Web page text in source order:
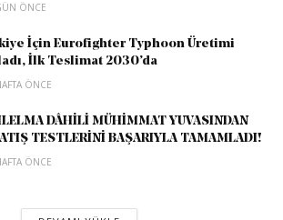
ÖNCE
İçin Eurofighter Typhoon Üretimi
İlk Teslimat 2030’da
ÖNCE
DÂHİLİ MÜHİMMAT YUVASINDAN
TESTLERİNİ BAŞARIYLA TAMAMLADI!
ÖNCE